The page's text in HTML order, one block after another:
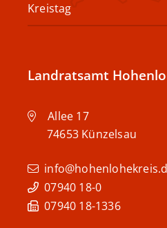
Kreistag
Landratsamt
Allee 17
74653 Künzelsau
07940 18-0
07940 18-1336